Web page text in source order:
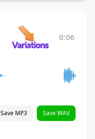
0:06
Save MP3 Save WAV